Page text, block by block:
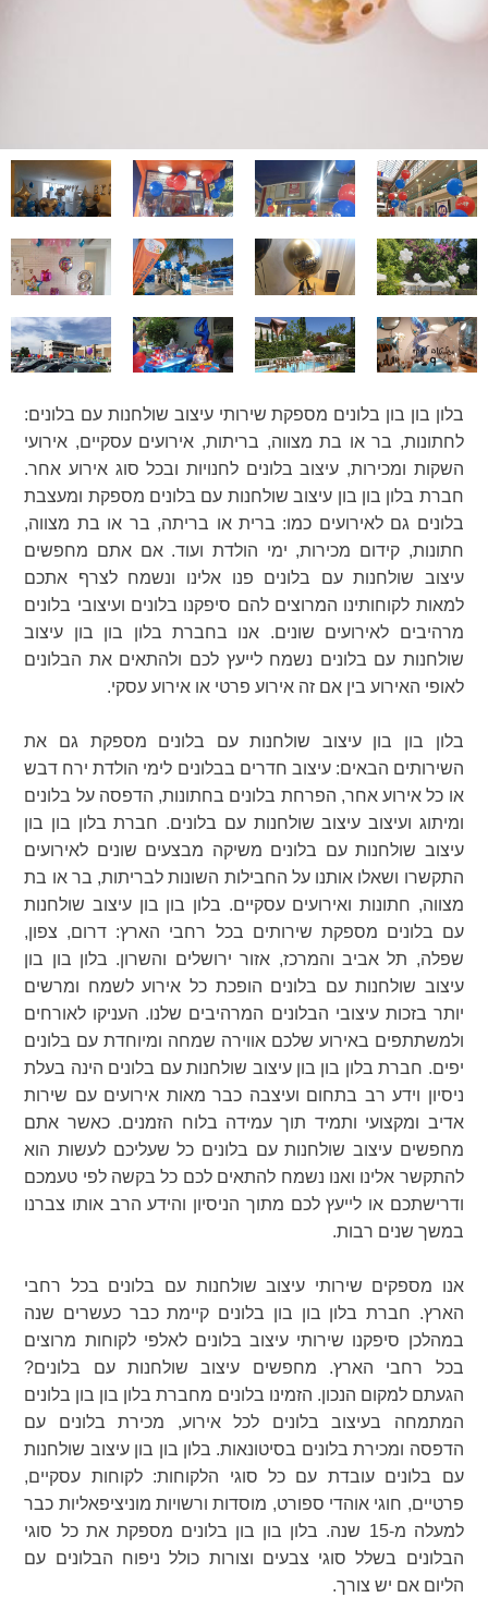
בלון בון בון בלונים מספקת שירותי עיצוב שולחנות עם בלונים:
לחתונות, בר או בת מצווה, בריתות, אירועים עסקיים, אירועי
השקות ומכירות, עיצוב בלונים לחנויות ובכל סוג אירוע אחר.
חברת בלון בון בון עיצוב שולחנות עם בלונים מספקת ומעצבת
בלונים גם לאירועים כמו: ברית או בריתה, בר או בת מצווה,
חתונות, קידום מכירות, ימי הולדת ועוד. אם אתם מחפשים
עיצוב שולחנות עם בלונים פנו אלינו ונשמח לצרף אתכם
למאות לקוחותינו המרוצים להם סיפקנו בלונים ועיצובי בלונים
מרהיבים לאירועים שונים. אנו בחברת בלון בון בון עיצוב
שולחנות עם בלונים נשמח לייעץ לכם ולהתאים את הבלונים
לאופי האירוע בין אם זה אירוע פרטי או אירוע עסקי.
בלון בון בון עיצוב שולחנות עם בלונים מספקת גם את
השירותים הבאים: עיצוב חדרים בבלונים לימי הולדת ירח דבש
או כל אירוע אחר, הפרחת בלונים בחתונות, הדפסה על בלונים
ומיתוג ועיצוב עיצוב שולחנות עם בלונים. חברת בלון בון בון
עיצוב שולחנות עם בלונים משיקה מבצעים שונים לאירועים
התקשרו ושאלו אותנו על החבילות השונות לבריתות, בר או בת
מצווה, חתונות ואירועים עסקיים. בלון בון בון עיצוב שולחנות
עם בלונים מספקת שירותים בכל רחבי הארץ: דרום, צפון,
שפלה, תל אביב והמרכז, אזור ירושלים והשרון. בלון בון בון
עיצוב שולחנות עם בלונים הופכת כל אירוע לשמח ומרשים
יותר בזכות עיצובי הבלונים המרהיבים שלנו. העניקו לאורחים
ולמשתתפים באירוע שלכם אווירה שמחה ומיוחדת עם בלונים
יפים. חברת בלון בון בון עיצוב שולחנות עם בלונים הינה בעלת
ניסיון וידע רב בתחום ועיצבה כבר מאות אירועים עם שירות
אדיב ומקצועי ותמיד תוך עמידה בלוח הזמנים. כאשר אתם
מחפשים עיצוב שולחנות עם בלונים כל שעליכם לעשות הוא
להתקשר אלינו ואנו נשמח להתאים לכם כל בקשה לפי טעמכם
ודרישתכם או לייעץ לכם מתוך הניסיון והידע הרב אותו צברנו
במשך שנים רבות.
אנו מספקים שירותי עיצוב שולחנות עם בלונים בכל רחבי
הארץ. חברת בלון בון בון בלונים קיימת כבר כעשרים שנה
במהלכן סיפקנו שירותי עיצוב בלונים לאלפי לקוחות מרוצים
בכל רחבי הארץ. מחפשים עיצוב שולחנות עם בלונים?
הגעתם למקום הנכון. הזמינו בלונים מחברת בלון בון בון בלונים
המתמחה בעיצוב בלונים לכל אירוע, מכירת בלונים עם
הדפסה ומכירת בלונים בסיטונאות. בלון בון בון עיצוב שולחנות
עם בלונים עובדת עם כל סוגי הלקוחות: לקוחות עסקיים,
פרטיים, חוגי אוהדי ספורט, מוסדות ורשויות מוניציפאליות כבר
למעלה מ-15 שנה. בלון בון בון בלונים מספקת את כל סוגי
הבלונים בשלל סוגי צבעים וצורות כולל ניפוח הבלונים עם
הליום אם יש צורך.